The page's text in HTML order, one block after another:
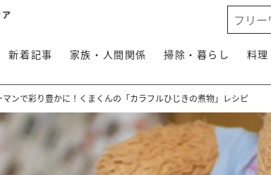
ア
新着記事 家族・人間関係 掃除・暮らし 料理
ンで彩り豊かに！くまくんの「カラフルひじきの煮物」レシピ